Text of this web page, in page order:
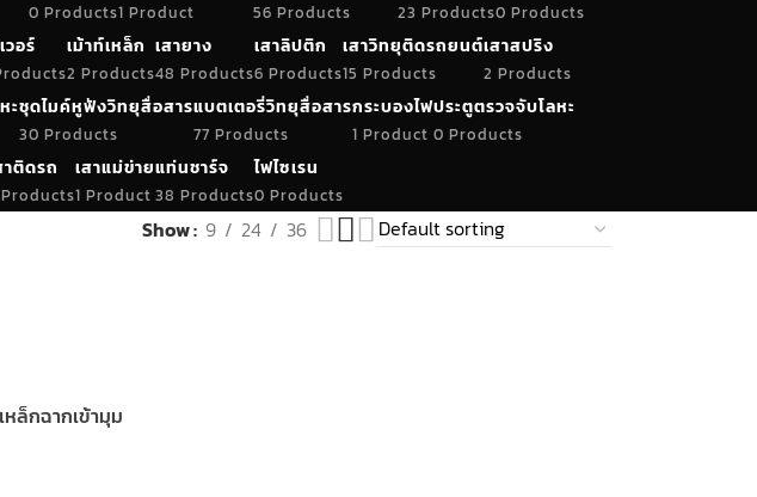
0 Products1 Product 56 Products 23 Products0 Products
วอร์ เม้าท์เหล็ก
2 Products
เสายาง
48 Products
เสาลิปติก
6 Products
เสาวิทยุติดรถยนต์
15 Products
เสาสปริง
2 Products
ะชุดไมค์หูฟังวิทยุสื่อสาร
30 Products
แบตเตอรี่วิทยุสื่อสาร
77 Products
กระบองไฟ
1 Product
ประตูตรวจจับโลหะ
0 Products
าติดรถ เสาแม่ข่าย
1 Product
แท่นชาร์จ
38 Products
ไฟไซเรน
0 Products
Show 9 24 36
หล็กฉากเข้ามุม